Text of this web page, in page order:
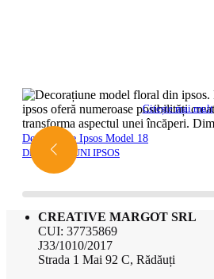
Citește mai mult
Decorațiune Ipsos Model 18
DECORATIUNI IPSOS
CREATIVE MARGOT SRL
CUI: 37735869
J33/1010/2017
Strada 1 Mai 92 C, Rădăuți